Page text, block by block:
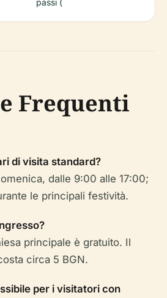
Frequenti
di visita standard?
dalle 9:00 alle 17:00;
le principali festività.
principale è gratuito. Il
circa 5 BGN.
per i visitatori con